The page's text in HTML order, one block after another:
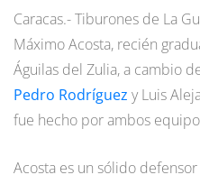
Caracas.- Tiburones de La
Máximo Acosta, recién
Águilas del Zulia, a cambio
Pedro Rodríguez y Luis
fue hecho por ambos
Acosta es un sólido